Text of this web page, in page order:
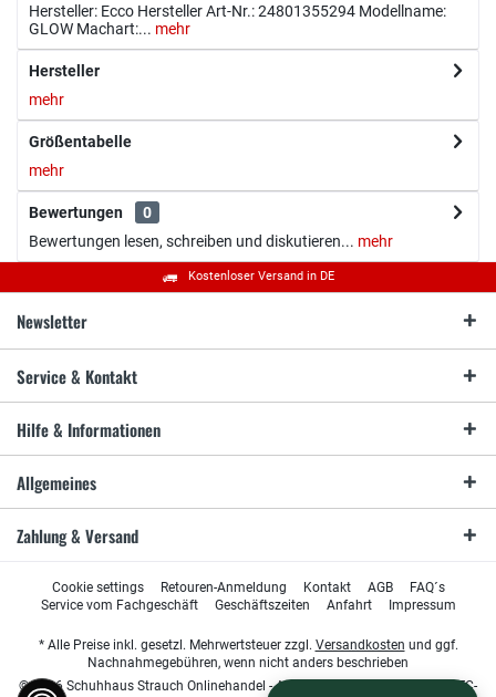
Hersteller: Ecco Hersteller Art-Nr.: 24801355294 Modellname:
GLOW Machart:... mehr
Hersteller
mehr
Größentabelle
mehr
Bewertungen
0
Bewertungen lesen, schreiben und diskutieren... mehr
Kostenloser Versand in DE
Newsletter
Service & Kontakt
Hilfe & Informationen
Allgemeines
Zahlung & Versand
Cookie settings Retouren-Anmeldung Kontakt AGB
FAQ´s
Service vom Fachgeschäft
Geschäftszeiten Anfahrt Impressum
* Alle Preise inkl. gesetzl. Mehrwertsteuer zzgl. Versandkosten und ggf.
Nachnahmegebühren, wenn nicht anders beschrieben
© 2026 Schuhhaus Strauch Onlinehandel - All Rights Reserved. Design by
TC-